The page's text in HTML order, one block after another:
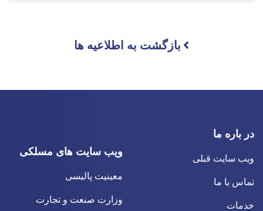
بازگشت به اطلاعیه ها
در باره ما
ویب سایت قبلی
تماس با ما
خدمات
ویب سایت های مسلکی
معینیت پالیسی
وزارت صنعت و تجارت